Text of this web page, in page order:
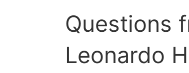
Questions
Leonardo